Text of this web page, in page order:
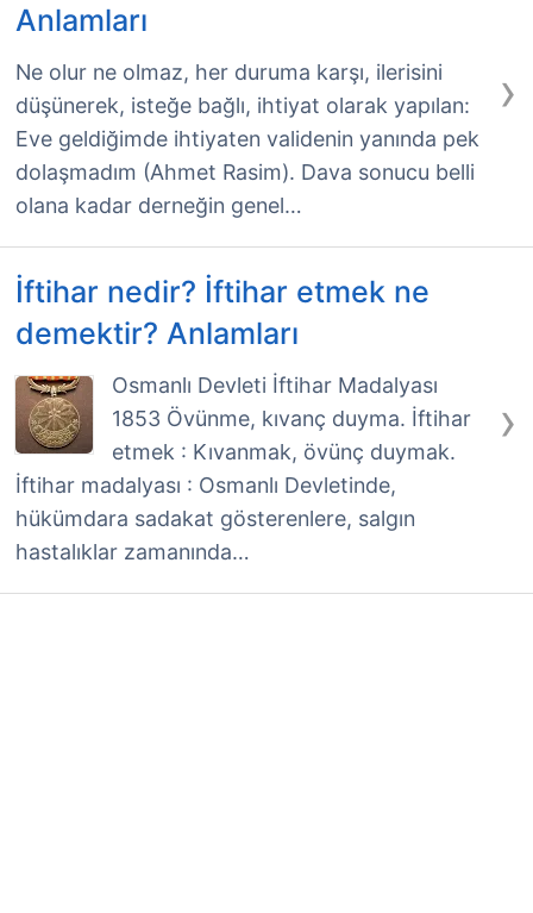
Anlamları
›
Ne olur ne olmaz, her duruma karşı, ilerisini
düşünerek, isteğe bağlı, ihtiyat olarak yapılan:
Eve geldiğimde ihtiyaten validenin yanında pek
dolaşmadım (Ahmet Rasim). Dava sonucu belli
olana kadar derneğin genel…
İftihar nedir? İftihar etmek ne
demektir? Anlamları
›
Osmanlı Devleti İftihar Madalyası
1853 Övünme, kıvanç duyma. İftihar
etmek : Kıvanmak, övünç duymak.
İftihar madalyası : Osmanlı Devletinde,
hükümdara sadakat gösterenlere, salgın
hastalıklar zamanında…